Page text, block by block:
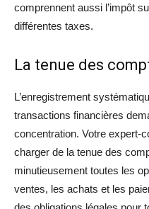
comprennent aussi l’impôt
différentes taxes.
La tenue des
L’enregistrement
transactions financières
concentration. Votre expert-
charger de la tenue des
minutieusement toutes les
ventes, les achats et les